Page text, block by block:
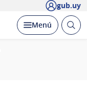
gub.uy
Desplegar
Menú Abrir